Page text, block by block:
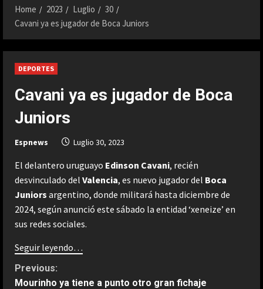
Home 2023 Luglio
30
Cavani ya es jugador de Boca Juniors
DEPORTES
Cavani ya es jugador de Boca
Juniors
Espnews Luglio 30, 2023
El delantero uruguayo Edinson Cavani, recién
desvinculado del Valencia, es nuevo jugador del Boca
Juniors argentino, donde militará hasta diciembre de
2024, según anunció este sábado la entidad ‘xeneize’ en
sus redes sociales.
Seguir leyendo…
C
Previous:
Mourinho ya tiene a punto otro gran fichaje